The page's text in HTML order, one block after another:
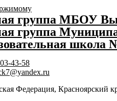
группа МБОУ
группа
школа
43-58
Федерация, Красноярский